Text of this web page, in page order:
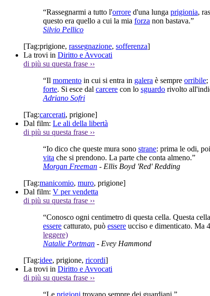
“Rassegnarmi a tutto l'orrore d'una lunga prigionia,
questo era quello a cui la mia forza non bastava.”
Silvio Pellico
[Tag:prigione, rassegnazione, sofferenza]
La trovi in Diritto e Avvocati
di più su questa frase ››
“Il momento in cui si entra in galera è sempre orribile;
forte. Si esce dal carcere con lo sguardo rivolto
Adriano Sofri
[Tag:carcerati, prigione]
Dal film: Le ali della libertà
di più su questa frase ››
“Io dico che queste mura sono strane: prima le odi,
vita che si prendono. La parte che conta almeno.”
Morgan Freeman - Ellis Boyd 'Red' Redding
[Tag:manicomio, muro, prigione]
Dal film: V per vendetta
di più su questa frase ››
“Conosco ogni centimetro di questa cella. Questa
essere catturato, può essere ucciso e dimenticato. Ma
leggere)
Natalie Portman - Evey Hammond
[Tag:idee, prigione, ricordi]
La trovi in Diritto e Avvocati
di più su questa frase ››
“Le prigioni trovano sempre dei guardiani.”